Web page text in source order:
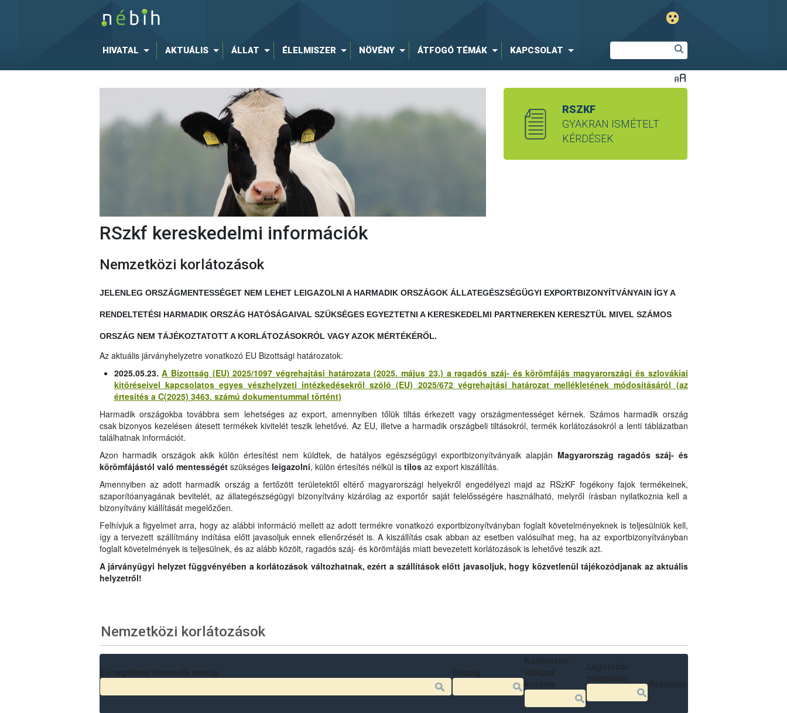
HIVATAL AKTUÁLIS ÁLLAT ÉLELMISZER NÖVÉNY ÁTFOGÓ TÉMÁK KAPCSOLAT
RSzkf kereskedelmi információk
RSZKF
GYAKRAN ISMÉTELT
KÉRDÉSEK
Nemzetközi korlátozások
JELENLEG ORSZÁGMENTESSÉGET NEM LEHET LEIGAZOLNI A HARMADIK ORSZÁGOK ÁLLATEGÉSZSÉGÜGYI EXPORTBIZONYÍTVÁNYAIN ÍGY A
RENDELTETÉSI HARMADIK ORSZÁG HATÓSÁGAIVAL SZÜKSÉGES EGYEZTETNI A KERESKEDELMI PARTNEREKEN KERESZTÜL MIVEL SZÁMOS
ORSZÁG NEM TÁJÉKOZTATOTT A KORLÁTOZÁSOKRÓL VAGY AZOK MÉRTÉKÉRŐL.
Az aktuális járványhelyzetre vonatkozó EU Bizottsági határozatok:
2025.05.23.A Bizottság (EU) 2025/1097 végrehajtási határozata (2025. május 23.) a ragadós száj- és körömfájás magyarországi és szlovákiai
kitöréseivel kapcsolatos egyes vészhelyzeti intézkedésekről szóló (EU) 2025/672 végrehajtási határozat mellékletének módosításáról (az
értesítés a C(2025) 3463. számú dokumentummal történt)
Harmadik országokba továbbra sem lehetséges az export, amennyiben tőlük tiltás érkezett vagy országmentességet kérnek. Számos harmadik ország
csak bizonyos kezelésen átesett termékek kivitelét teszik lehetővé. Az EU, illetve a harmadik országbeli tiltásokról, termék korlátozásokról a lenti táblázatban
találhatnak információt.
Azon harmadik országok akik külön értesítést nem küldtek, de hatályos egészségügyi exportbizonyítványaik alapján Magyarország ragadós száj- és
körömfájástól való mentességét szükségesleigazolni, külön értesítés nélkül is tilosaz export kiszállítás.
Amennyiben az adott harmadik ország a fertőzött területektől eltérő magyarországi helyekről engedélyezi majd az RSzKF fogékony fajok termékeinek,
szaporítóanyagának bevitelét, az állategészségügyi bizonyítvány kizárólag az exportőr saját felelősségére használható, melyről írásban nyilatkoznia kell a
bizonyítvány kiállítását megelőzően.
Felhívjuk a figyelmet arra, hogy az alábbi információ mellett az adott termékre vonatkozó exportbizonyítványban foglalt követelményeknek is teljesülniük kell,
így a tervezett szállítmány indítása előtt javasoljuk ennek ellenőrzését is. A kiszállítás csak abban az esetben valósulhat meg, ha az exportbizonyítványban
foglalt követelmények is teljesülnek, és az alább közölt, ragadós száj- és körömfájás miatt bevezetett korlátozások is lehetővé teszik azt.
A járványügyi helyzet függvényében a korlátozások változhatnak, ezért a szállítások előtt javasoljuk, hogy közvetlenül tájékozódjanak az aktuális
helyzetről!
Nemzetközi korlátozások